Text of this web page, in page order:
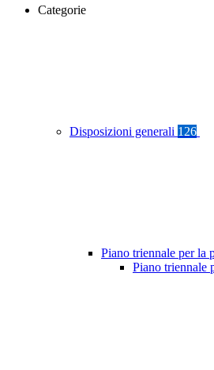
Categorie
Disposizioni generali 126
Piano triennale per la
Piano triennale